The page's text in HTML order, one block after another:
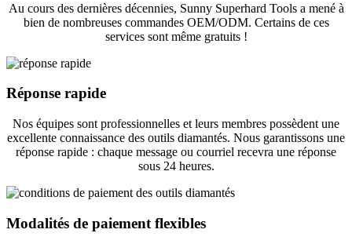
Au cours des dernières décennies, Sunny Superhard Tools a mené à
bien de nombreuses commandes OEM/ODM. Certains de ces
services sont même gratuits !
Réponse rapide
Nos équipes sont professionnelles et leurs membres possèdent une
excellente connaissance des outils diamantés. Nous garantissons une
réponse rapide : chaque message ou courriel recevra une réponse
sous 24 heures.
Modalités de paiement flexibles